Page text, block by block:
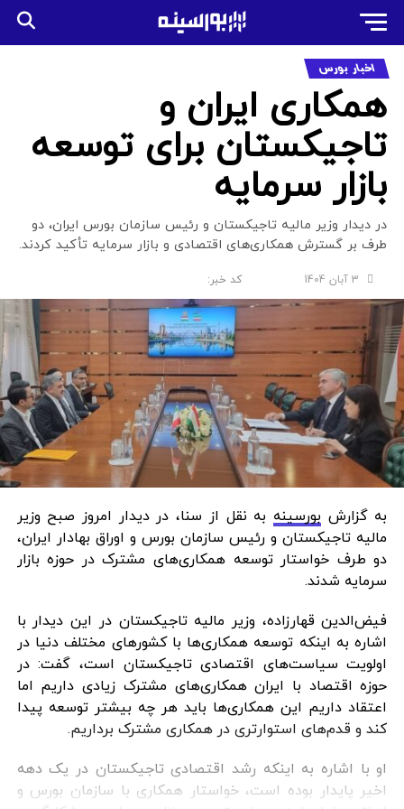
اخبار بورس
همکاری ایران و
تاجیکستان برای توسعه
بازار سرمایه
در دیدار وزیر مالیه تاجیکستان و رئیس سازمان بورس ایران، دو
طرف بر گسترش همکاری‌های اقتصادی و بازار سرمایه تأکید کردند.
3 آبان 1404
به گزارش بورسینه به نقل از سنا، در دیدار امروز صبح وزیر
مالیه تاجیکستان و رئیس سازمان بورس و اوراق بهادار ایران،
دو طرف خواستار توسعه همکاری‌های مشترک در حوزه بازار
سرمایه شدند.
فیض‌الدین قهارزاده، وزیر مالیه تاجیکستان در این دیدار با
اشاره به اینکه توسعه همکاری‌ها با کشورهای مختلف دنیا در
اولویت سیاست‌های اقتصادی تاجیکستان است، گفت: در
حوزه اقتصاد با ایران همکاری‌های مشترک زیادی داریم اما
اعتقاد داریم این همکاری‌ها باید هر چه بیشتر توسعه پیدا
کند و قدم‌های استوارتری در همکاری مشترک برداریم.
او با اشاره به اینکه رشد اقتصادی تاجیکستان در یک دهه
اخیر پایدار بوده است، خواستار همکاری با سازمان بورس و